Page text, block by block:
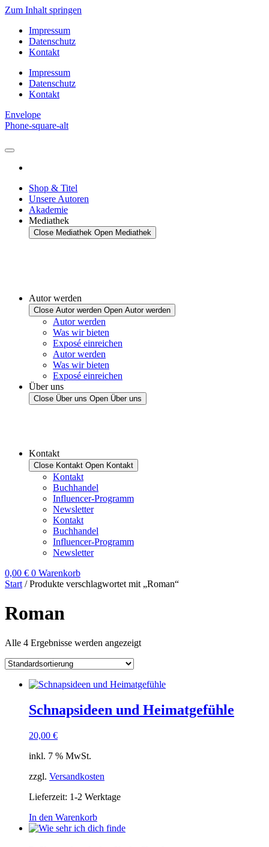
Zum Inhalt springen
Impressum
Datenschutz
Kontakt
Impressum
Datenschutz
Kontakt
Envelope
Phone-square-alt
Shop & Titel
Unsere Autoren
Akademie
Mediathek
Close Mediathek Open Mediathek
Autor werden
Close Autor werden Open Autor werden
Autor werden
Was wir bieten
Exposé einreichen
Autor werden
Was wir bieten
Exposé einreichen
Über uns
Close Über uns Open Über uns
Kontakt
Close Kontakt Open Kontakt
Kontakt
Buchhandel
Influencer-Programm
Newsletter
Kontakt
Buchhandel
Influencer-Programm
Newsletter
0,00 € 0 Warenkorb
Start / Produkte verschlagwortet mit „Roman“
Roman
Alle 4 Ergebnisse werden angezeigt
Schnapsideen und Heimatgefühle
20,00 €
inkl. 7 % MwSt.
zzgl. Versandkosten
Lieferzeit: 1-2 Werktage
In den Warenkorb